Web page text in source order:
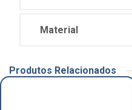
Material
Produtos Relacionados